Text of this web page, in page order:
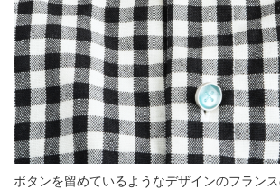
ボタンを留めているようなデザインのフラン